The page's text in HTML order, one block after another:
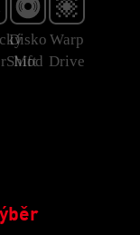
Disko
Mod
Warp
Drive